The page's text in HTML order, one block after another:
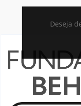
Deseja